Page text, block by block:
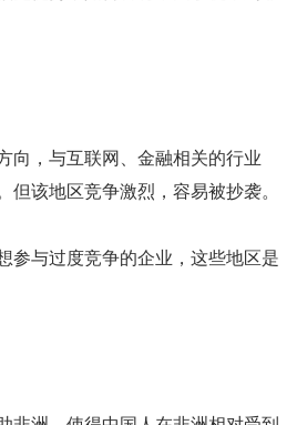
向，与互联网、金融相关的行业
但该地区竞争激烈，容易被抄袭。
参与过度竞争的企业，这些地区是